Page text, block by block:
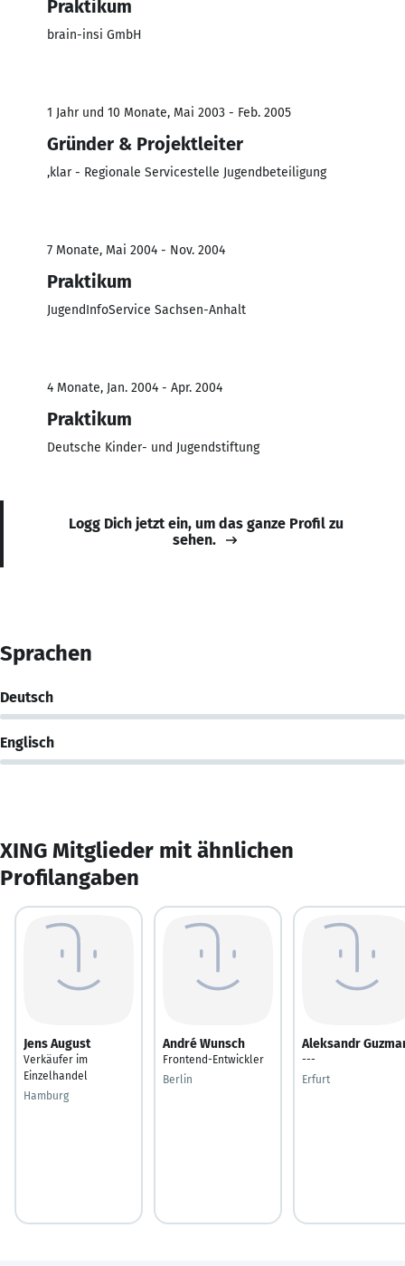
Praktikum
brain-insi GmbH
1 Jahr und 10 Monate, Mai 2003 - Feb. 2005
Gründer & Projektleiter
,klar - Regionale Servicestelle Jugendbeteiligung
7 Monate, Mai 2004 - Nov. 2004
Praktikum
JugendInfoService Sachsen-Anhalt
4 Monate, Jan. 2004 - Apr. 2004
Praktikum
Deutsche Kinder- und Jugendstiftung
Logg Dich jetzt ein, um das ganze Profil zu
sehen.
Sprachen
Deutsch
Englisch
XING Mitglieder mit ähnlichen
Profilangaben
Jens August
Verkäufer im
Einzelhandel
Hamburg
André Wunsch
Frontend-Entwickler
Berlin
Aleksandr
---
Erfurt